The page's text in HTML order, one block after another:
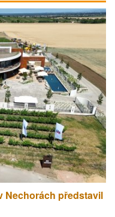
Nechorách představil